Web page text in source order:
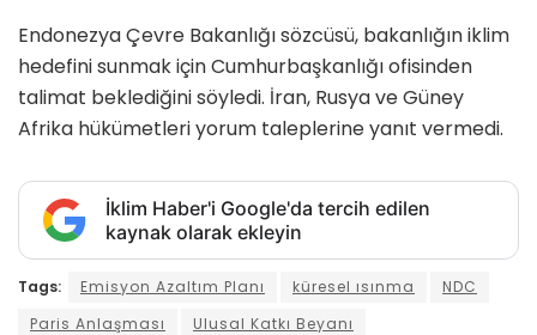
Endonezya Çevre Bakanlığı sözcüsü, bakanlığın iklim
hedefini sunmak için Cumhurbaşkanlığı ofisinden
talimat beklediğini söyledi. İran, Rusya ve Güney
Afrika hükümetleri yorum taleplerine yanıt vermedi.
İklim Haber'i Google'da tercih edilen
kaynak olarak ekleyin
Tags: Emisyon Azaltım Planı küresel ısınma
NDC
Paris Anlaşması
Ulusal Katkı Beyanı